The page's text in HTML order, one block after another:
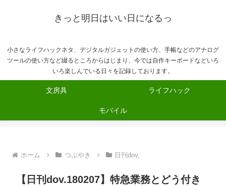
きっと明日はいい日になるっ
小さなライフハックネタ、デジタルガジェットの使い方、手帳などのアナログ
ツールの使い方など綴るところからはじまり、今では自作キーボードなどいろ
いろ楽しんでいる日々を記録しております。
文房具 ライフハック
モバイル
ホーム つぶやき 日刊dov.
【日刊dov.180207】特急業務とどう付き